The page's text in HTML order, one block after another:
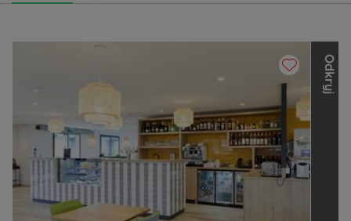
O
d
k
r
y
j
i
n
n
e
m
a
r
k
i
L
o
u
v
r
e
H
o
t
e
l
s
G
r
o
u